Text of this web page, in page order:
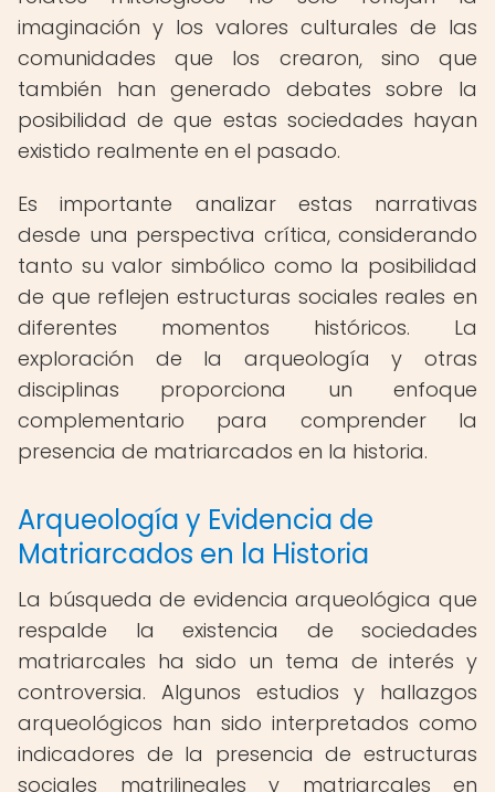
imaginación y los valores culturales de las
comunidades que los crearon, sino que
también han generado debates sobre la
posibilidad de que estas sociedades hayan
existido realmente en el pasado.
Es importante analizar estas narrativas
desde una perspectiva crítica, considerando
tanto su valor simbólico como la posibilidad
de que reflejen estructuras sociales reales en
diferentes momentos históricos. La
exploración de la arqueología y otras
disciplinas proporciona un enfoque
complementario para comprender la
presencia de matriarcados en la historia.
Arqueología y Evidencia de
Matriarcados en la Historia
La búsqueda de evidencia arqueológica que
respalde la existencia de sociedades
matriarcales ha sido un tema de interés y
controversia. Algunos estudios y hallazgos
arqueológicos han sido interpretados como
indicadores de la presencia de estructuras
sociales matrilineales y matriarcales en